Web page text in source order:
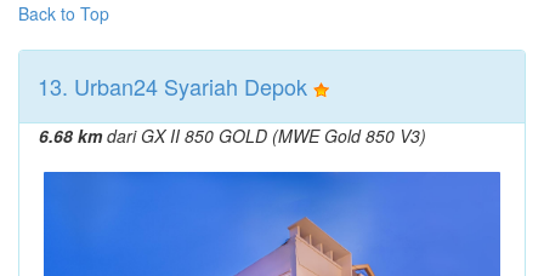
Back to Top
13. Urban24 Syariah Depok
6.68 kmdari GX II 850 GOLD (MWE Gold 850 V3)